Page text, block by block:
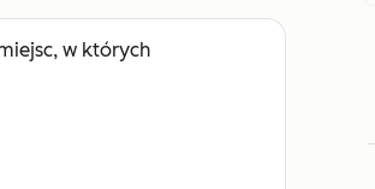
w których